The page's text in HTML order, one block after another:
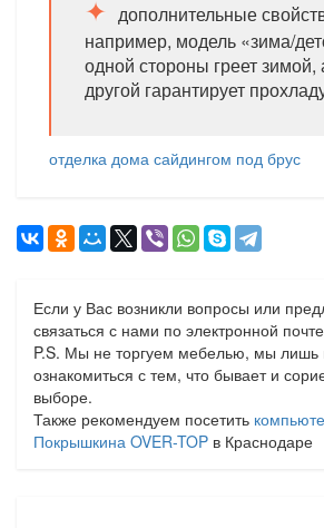
дополнительные
например, модель «зима/
одной стороны греет зимой,
другой гарантирует
отделка дома сайдингом под брус
Если у Вас возникли вопросы или
связаться с нами по электронной
P.S. Мы не торгуем мебелью, мы лишь
ознакомиться с тем, что бывает и
выборе.
Также рекомендуем посетить
Покрышкина OVER-TOP в Краснодаре